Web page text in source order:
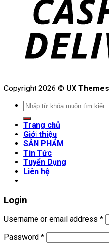
Copyright 2026 © UX Themes
Search
for:
Trang chủ
Giới thiệu
SẢN PHẨM
Tin Tức
Tuyển Dụng
Liên hệ
Login
Username or email address *
Password *